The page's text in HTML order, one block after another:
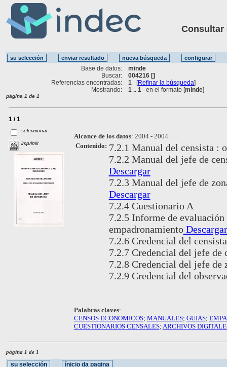
Consultar
Base de datos:
minde
Buscar:
004216 []
Referencias encontradas:
1 [Refinar la búsqueda]
Mostrando:
1 .. 1 en el formato [minde]
página 1 de 1
1 / 1
seleccionar
imprimir
Alcance de los datos: 2004 - 2004
Contenido: 7.2.1 Manual del censista :
7.2.2 Manual del jefe de
Descargar
7.2.3 Manual del jefe de
Descargar
7.2.4 Cuestionario A
7.2.5 Informe de evaluación
empadronamientoDescargar
7.2.6 Credencial del censista
7.2.7 Credencial del jefe de
7.2.8 Credencial del jefe de
7.2.9 Credencial del
Palabras claves:
CENSOS ECONOMICOS; MANUALES; GUIAS;
CUESTIONARIOS CENSALES; ARCHIVOS
página 1 de 1